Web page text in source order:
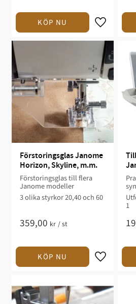
Förstoringsglas Janome
Horizon, Skyline, m.m.
Förstoringsglas till flera
Janome modeller
3 olika styrkor 20,40 och 60​
359,00 kr /st
1​